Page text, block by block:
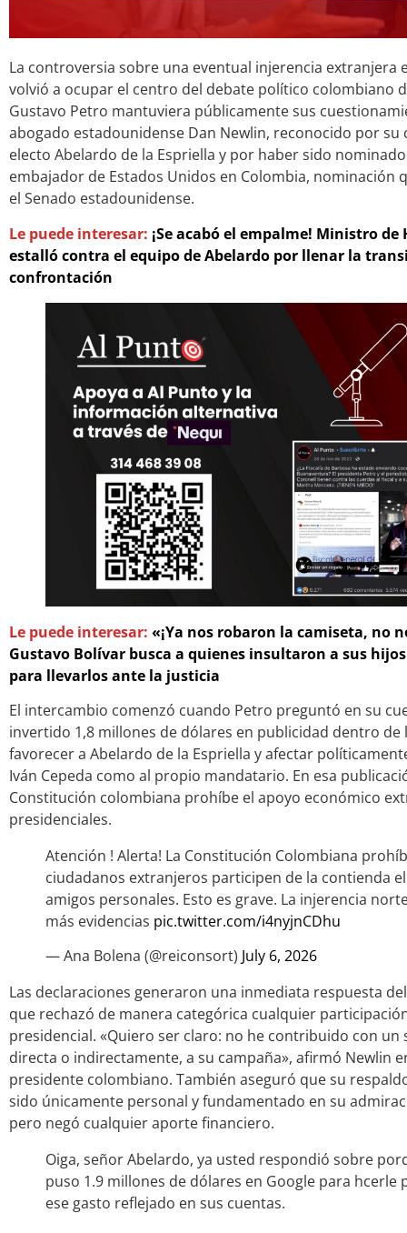
La controversia sobre una eventual injerencia extranjera
volvió a ocupar el centro del debate político colombiano
Gustavo Petro mantuviera públicamente sus
abogado estadounidense Dan Newlin, reconocido por su
electo Abelardo de la Espriella y por haber sido
embajador de Estados Unidos en Colombia, nominación
el Senado estadounidense.
Le puede interesar: ¡Se acabó el empalme! Ministro
estalló contra el equipo de Abelardo por llenar la
confrontación
Le puede interesar: «¡Ya nos robaron la camiseta, no
Gustavo Bolívar busca a quienes insultaron a sus
para llevarlos ante la justicia
El intercambio comenzó cuando Petro preguntó en su
invertido 1,8 millones de dólares en publicidad dentro de
favorecer a Abelardo de la Espriella y afectar
Iván Cepeda como al propio mandatario. En esa
Constitución colombiana prohíbe el apoyo económico
presidenciales.
Atención ! Alerta! La Constitución Colombiana
ciudadanos extranjeros participen de la contienda
amigos personales. Esto es grave. La injerencia
más evidencias pic.twitter.com/i4nyjnCDhu
— Ana Bolena (@reiconsort) July 6, 2026
Las declaraciones generaron una inmediata respuesta
que rechazó de manera categórica cualquier
presidencial. «Quiero ser claro: no he contribuido con un
directa o indirectamente, a su campaña», afirmó Newlin
presidente colombiano. También aseguró que su
sido únicamente personal y fundamentado en su
pero negó cualquier aporte financiero.
Oiga, señor Abelardo, ya usted respondió sobre
puso 1.9 millones de dólares en Google para hcerle
ese gasto reflejado en sus cuentas.